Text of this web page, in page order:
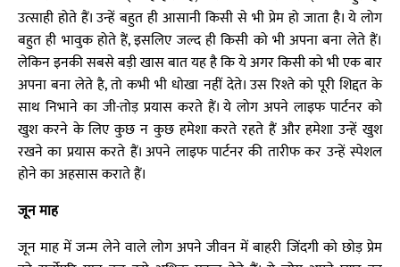
उत्साही होते हैं। उन्हें बहुत ही आसानी किसी से भी प्रेम हो जाता है। ये लोग
बहुत ही भावुक होते हैं, इसलिए जल्द ही किसी को भी अपना बना लेते हैं।
लेकिन इनकी सबसे बड़ी खास बात यह है कि ये अगर किसी को भी एक बार
अपना बना लेते है, तो कभी भी धोखा नहीं देते। उस रिश्ते को पूरी शिद्दत के
साथ निभाने का जी-तोड़ प्रयास करते हैं। ये लोग अपने लाइफ पार्टनर को
खुश करने के लिए कुछ न कुछ हमेशा करते रहते हैं और हमेशा उन्हें खुश
रखने का प्रयास करते हैं। अपने लाइफ पार्टनर की तारीफ कर उन्हें स्पेशल
होने का अहसास कराते हैं।
जून माह
जून माह में जन्म लेने वाले लोग अपने जीवन में बाहरी जिंदगी को छोड़ प्रेम